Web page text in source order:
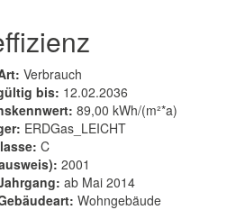
Verbrauch
bis: 12.02.2036
89,00 kWh/(m²*a)
ERDGas_LEICHT
C
2001
ab Mai 2014
Wohngebäude